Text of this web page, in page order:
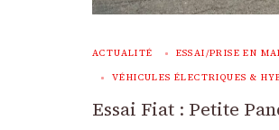
ACTUALITÉ ESSAI/PRISE EN
VÉHICULES ÉLECTRIQUES &
Essai Fiat : Petite